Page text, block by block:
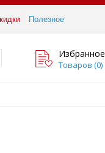
Полезное
Избранное
Товаров (0)